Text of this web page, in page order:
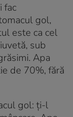
fac
gol,
este ca cel
sub
Apa
de 70%, fără
gol: ți-l